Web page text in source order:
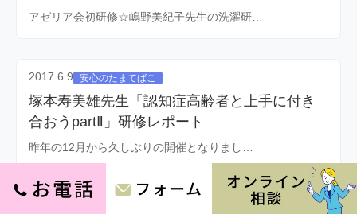
アゼリア会初研修☆嶋野美紀子先生の洗濯研…
2017.6.9 安心のたまてばこ
塚本寿美雄先生「認知症高齢者と上手に付き
合おうpartⅡ」研修レポート
昨年の12月から久しぶりの開催となりまし…